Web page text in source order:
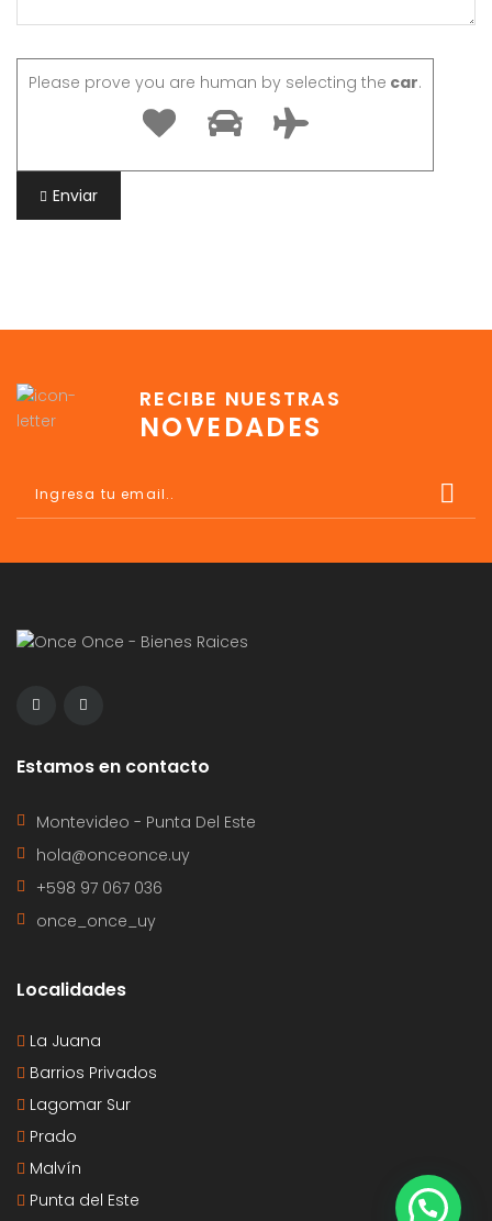
Please prove you are human by selecting the car.
Enviar
RECIBE NUESTRAS
NOVEDADES
Estamos en contacto
Montevideo - Punta Del Este
hola@onceonce.uy
+598 97 067 036
once_once_uy
Localidades
La Juana
Barrios Privados
Lagomar Sur
Prado
Malvín
Punta del Este